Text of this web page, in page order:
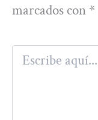
marcados con *
aquí...